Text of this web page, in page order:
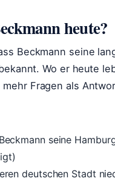
heute?
Beckmann seine
Wo er heute
Fragen als
seine
deutschen Stadt